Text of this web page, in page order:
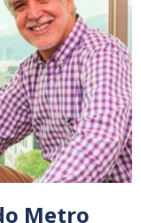
Metro